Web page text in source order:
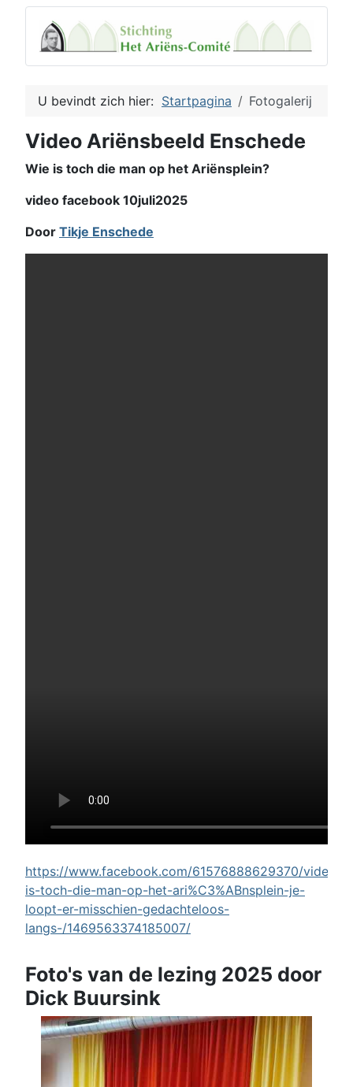
U bevindt zich hier: Startpagina Fotogalerij
Video Ariënsbeeld Enschede
Wie is toch die man op het Ariënsplein?
video facebook 10juli2025
Door Tikje Enschede
https://www.facebook.com/61576888629370/videos/
is-toch-die-man-op-het-ari%C3%ABnsplein-je-
loopt-er-misschien-gedachteloos-
langs-/1469563374185007/
Foto's van de lezing 2025 door
Dick Buursink